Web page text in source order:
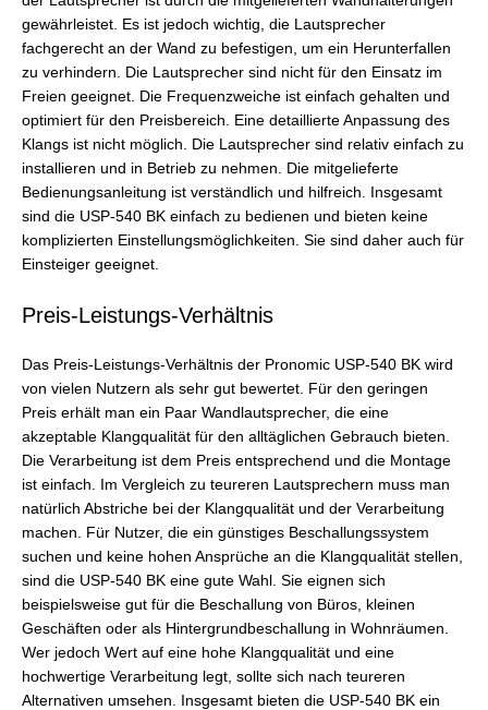
gewährleistet. Es ist jedoch wichtig, die Lautsprecher
fachgerecht an der Wand zu befestigen, um ein Herunterfallen
zu verhindern. Die Lautsprecher sind nicht für den Einsatz im
Freien geeignet. Die Frequenzweiche ist einfach gehalten und
optimiert für den Preisbereich. Eine detaillierte Anpassung des
Klangs ist nicht möglich. Die Lautsprecher sind relativ einfach zu
installieren und in Betrieb zu nehmen. Die mitgelieferte
Bedienungsanleitung ist verständlich und hilfreich. Insgesamt
sind die USP-540 BK einfach zu bedienen und bieten keine
komplizierten Einstellungsmöglichkeiten. Sie sind daher auch für
Einsteiger geeignet.
Preis-Leistungs-Verhältnis
Das Preis-Leistungs-Verhältnis der Pronomic USP-540 BK wird
von vielen Nutzern als sehr gut bewertet. Für den geringen
Preis erhält man ein Paar Wandlautsprecher, die eine
akzeptable Klangqualität für den alltäglichen Gebrauch bieten.
Die Verarbeitung ist dem Preis entsprechend und die Montage
ist einfach. Im Vergleich zu teureren Lautsprechern muss man
natürlich Abstriche bei der Klangqualität und der Verarbeitung
machen. Für Nutzer, die ein günstiges Beschallungssystem
suchen und keine hohen Ansprüche an die Klangqualität stellen,
sind die USP-540 BK eine gute Wahl. Sie eignen sich
beispielsweise gut für die Beschallung von Büros, kleinen
Geschäften oder als Hintergrundbeschallung in Wohnräumen.
Wer jedoch Wert auf eine hohe Klangqualität und eine
hochwertige Verarbeitung legt, sollte sich nach teureren
Alternativen umsehen. Insgesamt bieten die USP-540 BK ein